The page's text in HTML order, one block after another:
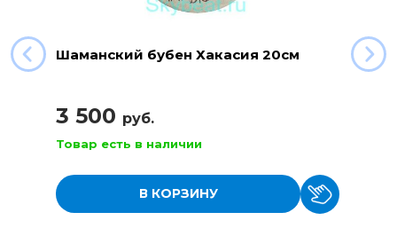
Шаманский бубен Хакасия 20см
3 500 руб.
Товар есть в наличии
В КОРЗИНУ